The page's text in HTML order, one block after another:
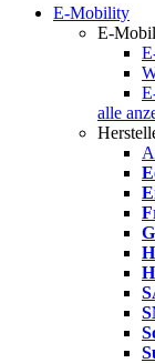
E-Mobility
E-
alle